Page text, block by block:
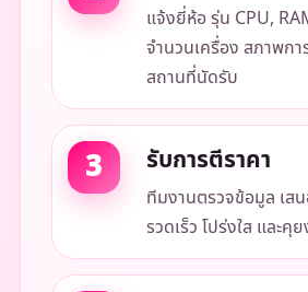
แจ้งยี่ห้อ รุ่น CPU,
จำนวนเครื่อง สภาพกา
สถานที่นัดรับ
รับการตีราคา
ทีมงานตรวจข้อมูล เสน
รวดเร็ว โปร่งใส และคุ